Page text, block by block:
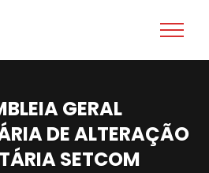
GERAL
DE ALTERAÇÃO
SETCOM